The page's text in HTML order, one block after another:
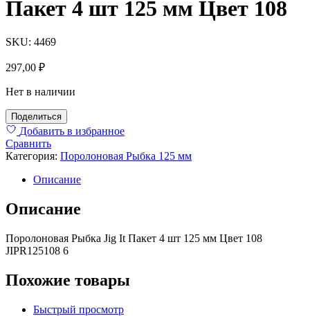
Пакет 4 шт 125 мм Цвет 108
SKU: 4469
297,00 ₽
Нет в наличии
Поделиться
Добавить в избранное
Сравнить
Категория: Поролоновая Рыбка 125 мм
Описание
Описание
Поролоновая Рыбка Jig It Пакет 4 шт 125 мм Цвет 108
JIPR125108 6
Похожие товары
Быстрый просмотр